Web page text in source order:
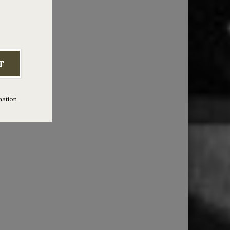
Indie